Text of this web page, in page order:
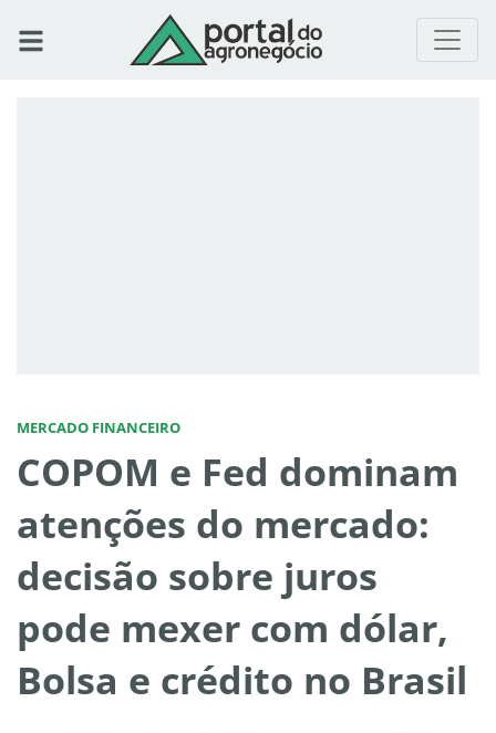
MERCADO FINANCEIRO
COPOM e Fed dominam
atenções do mercado:
decisão sobre juros
pode mexer com dólar,
Bolsa e crédito no Brasil